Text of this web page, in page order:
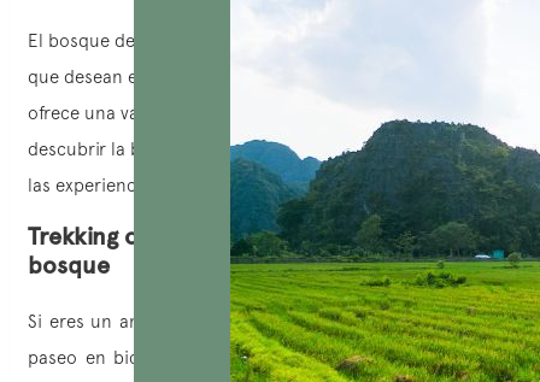
El bosque de Ru Cha es un lugar fascinante para aquellos
que desean explorar la historia milenaria de Hue. Este sitio
ofrece una variedad de actividades que permiten
descubrir la belleza natural y cultural de la región. Entre
las experiencias que no te puedes perder
Trekking o andar en bicicleta a través del
bosque
Si eres un amante del deporte, el recorrido de trekking o
paseo en bicicleta de un día a través del bosque de Ru